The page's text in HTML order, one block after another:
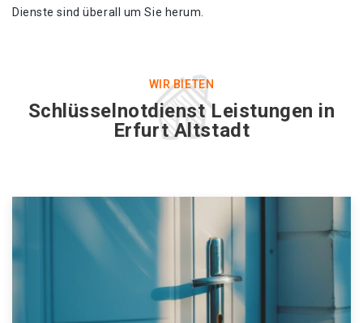
Dienste sind überall um Sie herum.
WIR BIETEN
Schlüsselnotdienst Leistungen in
Erfurt Altstadt